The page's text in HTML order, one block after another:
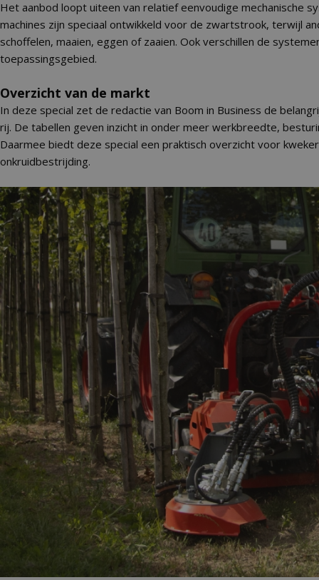
Het aanbod loopt uiteen van relatief eenvoudige mechanische
machines zijn speciaal ontwikkeld voor de zwartstrook, terwijl
schoffelen, maaien, eggen of zaaien. Ook verschillen de
toepassingsgebied.
Overzicht van de markt
In deze special zet de redactie van Boom in Business de
rij. De tabellen geven inzicht in onder meer werkbreedte,
Daarmee biedt deze special een praktisch overzicht voor
onkruidbestrijding.